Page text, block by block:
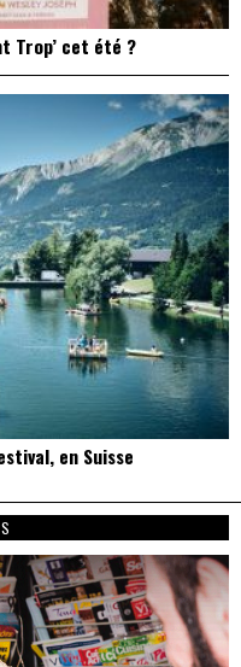
Trop’ cet été ?
en Suisse